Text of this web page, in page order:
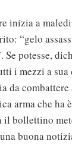
inizia a
“gelo
Se potesse,
i mezzi a sua
da
arma che ha
il bollettino
buona